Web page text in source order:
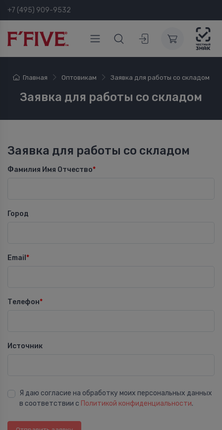
+7 (495) 909-9532
Главная Оптовикам Заявка для работы со складом
Заявка для работы со складом
Заявка для работы со складом
Фамилия Имя Отчество*
Город
Email *
Телефон*
Источник
Я даю согласие на обработку моих персональных данных
в соответствии с Политикой конфиденциальности.